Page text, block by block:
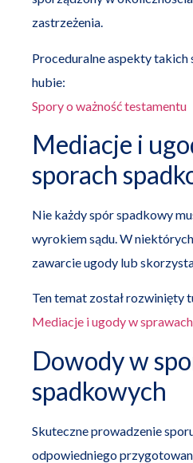
zastrzeżenia.
Proceduralne aspekty
hubie:
Spory o ważność testamentu
Mediacje i
sporach
Nie każdy spór spadkowy
wyrokiem sądu. W
zawarcie ugody lub
Ten temat został rozwinięty
Mediacje i ugody w
Dowody w
spadkowych
Skuteczne prowadzenie
odpowiedniego